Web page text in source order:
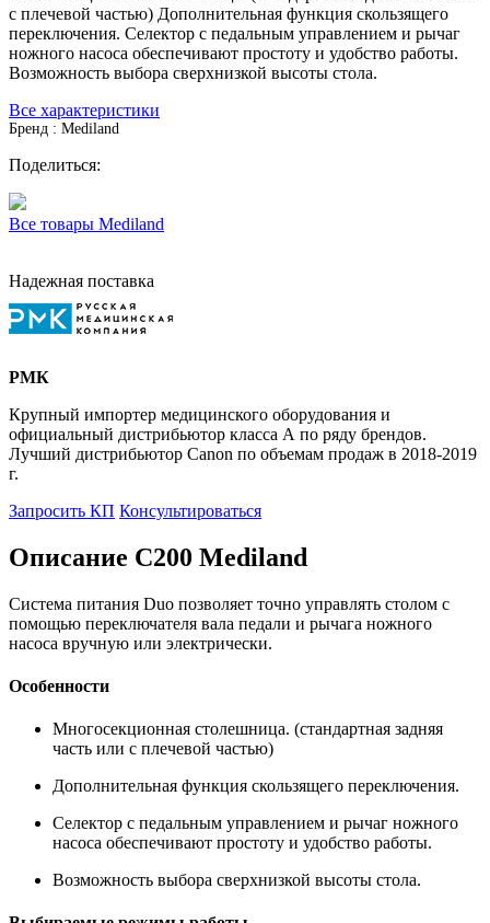
с плечевой частью) Дополнительная функция скользящего
переключения. Селектор с педальным управлением и рычаг
ножного насоса обеспечивают простоту и удобство работы.
Возможность выбора сверхнизкой высоты стола.
Все характеристики
Бренд : Mediland
Поделиться:
Все товары Mediland
Надежная поставка
РМК
Крупный импортер медицинского оборудования и
официальный дистрибьютор класса А по ряду брендов.
Лучший дистрибьютор Canon по объемам продаж в 2018-2019
г.
Запросить КП Консультироваться
Описание C200 Mediland
Система питания Duo позволяет точно управлять столом с
помощью переключателя вала педали и рычага ножного
насоса вручную или электрически.
Особенности
Многосекционная столешница. (стандартная задняя
часть или с плечевой частью)
Дополнительная функция скользящего переключения.
Селектор с педальным управлением и рычаг ножного
насоса обеспечивают простоту и удобство работы.
Возможность выбора сверхнизкой высоты стола.